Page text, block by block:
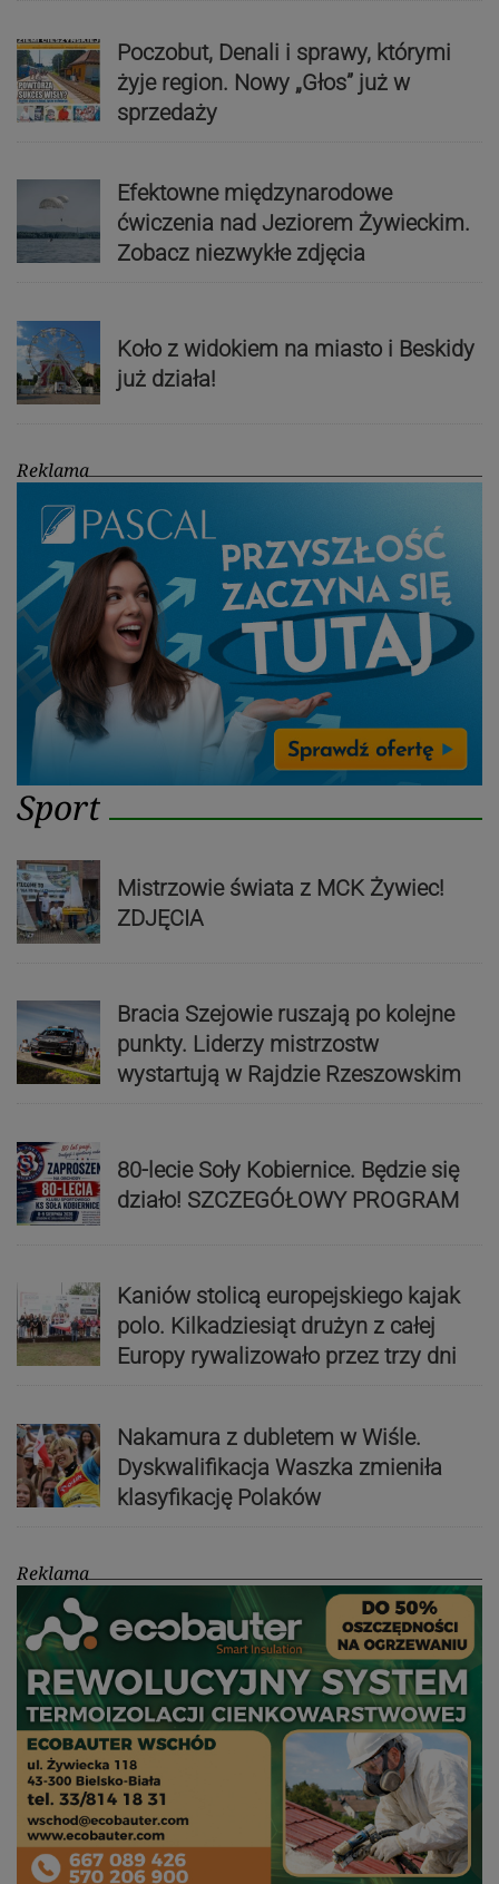
Poczobut, Denali i sprawy, którymi
żyje region. Nowy „Głos” już w
sprzedaży
Efektowne międzynarodowe
ćwiczenia nad Jeziorem Żywieckim.
Zobacz niezwykłe zdjęcia
Koło z widokiem na miasto i Beskidy
już działa!
Reklama
Sport
Mistrzowie świata z MCK Żywiec!
ZDJĘCIA
Bracia Szejowie ruszają po kolejne
punkty. Liderzy mistrzostw
wystartują w Rajdzie Rzeszowskim
80-lecie Soły Kobiernice. Będzie się
działo! SZCZEGÓŁOWY PROGRAM
Kaniów stolicą europejskiego kajak
polo. Kilkadziesiąt drużyn z całej
Europy rywalizowało przez trzy dni
Nakamura z dubletem w Wiśle.
Dyskwalifikacja Waszka zmieniła
klasyfikację Polaków
Reklama